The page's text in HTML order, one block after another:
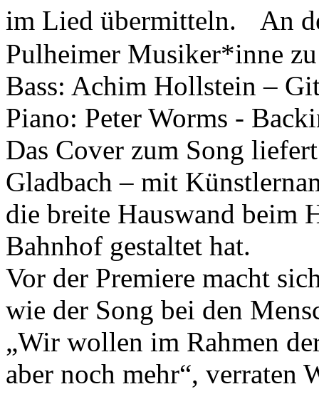
im Lied übermitteln. An
Pulheimer Musiker*inne
Bass: Achim Hollstein –
Piano: Peter Worms -
Das Cover zum Song
Gladbach – mit
die breite Hauswand beim
Bahnhof gestaltet hat.
Vor der Premiere macht
wie der Song bei den
„Wir wollen im Rahmen
aber noch mehr“, verraten